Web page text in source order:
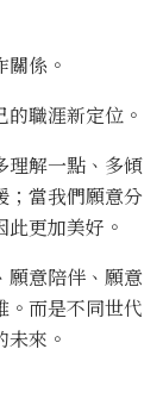
係。
職涯新定位。
理解一點、多傾
；當我們願意分
更加美好。
願意陪伴、願意
。而是不同世代
來。